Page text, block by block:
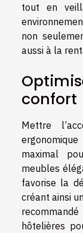
tout en
non
aussi à la
confort
Mettre
maximal
meubles
favorise la
créant ainsi
hôtelières